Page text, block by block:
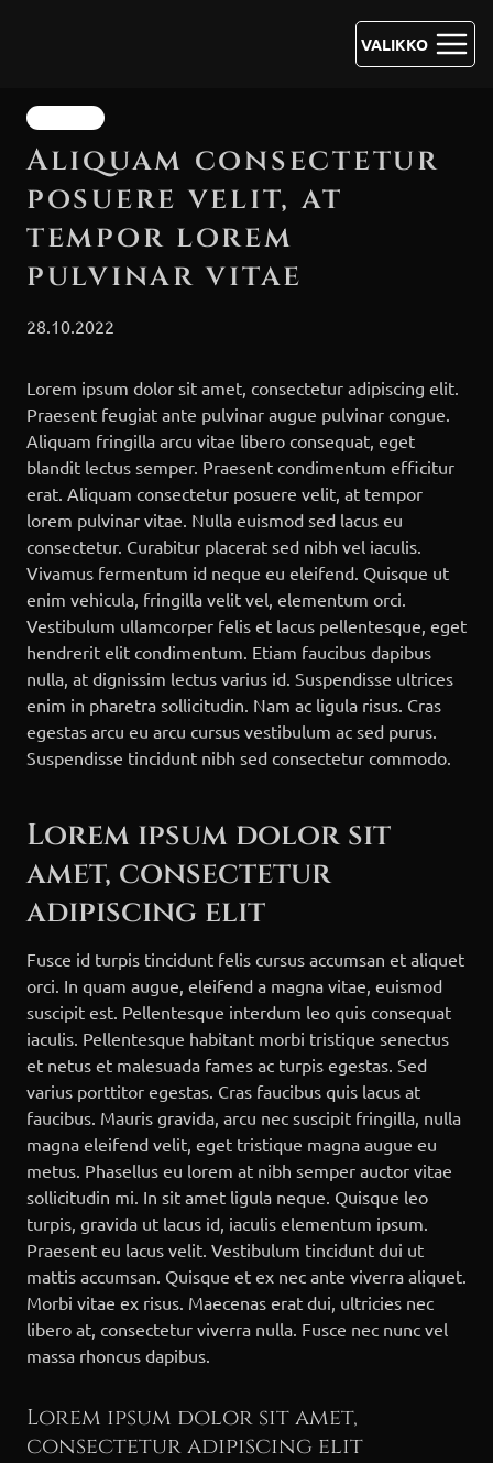
VALIKKO
Aliquam consectetur
posuere velit, at
tempor lorem
pulvinar vitae
28.10.2022
Lorem ipsum dolor sit amet, consectetur adipiscing elit.
Praesent feugiat ante pulvinar augue pulvinar congue.
Aliquam fringilla arcu vitae libero consequat, eget
blandit lectus semper. Praesent condimentum efficitur
erat. Aliquam consectetur posuere velit, at tempor
lorem pulvinar vitae. Nulla euismod sed lacus eu
consectetur. Curabitur placerat sed nibh vel iaculis.
Vivamus fermentum id neque eu eleifend. Quisque ut
enim vehicula, fringilla velit vel, elementum orci.
Vestibulum ullamcorper felis et lacus pellentesque, eget
hendrerit elit condimentum. Etiam faucibus dapibus
nulla, at dignissim lectus varius id. Suspendisse ultrices
enim in pharetra sollicitudin. Nam ac ligula risus. Cras
egestas arcu eu arcu cursus vestibulum ac sed purus.
Suspendisse tincidunt nibh sed consectetur commodo.
Lorem ipsum dolor sit
amet, consectetur
adipiscing elit
Fusce id turpis tincidunt felis cursus accumsan et aliquet
orci. In quam augue, eleifend a magna vitae, euismod
suscipit est. Pellentesque interdum leo quis consequat
iaculis. Pellentesque habitant morbi tristique senectus
et netus et malesuada fames ac turpis egestas. Sed
varius porttitor egestas. Cras faucibus quis lacus at
faucibus. Mauris gravida, arcu nec suscipit fringilla, nulla
magna eleifend velit, eget tristique magna augue eu
metus. Phasellus eu lorem at nibh semper auctor vitae
sollicitudin mi. In sit amet ligula neque. Quisque leo
turpis, gravida ut lacus id, iaculis elementum ipsum.
Praesent eu lacus velit. Vestibulum tincidunt dui ut
mattis accumsan. Quisque et ex nec ante viverra aliquet.
Morbi vitae ex risus. Maecenas erat dui, ultricies nec
libero at, consectetur viverra nulla. Fusce nec nunc vel
massa rhoncus dapibus.
Lorem ipsum dolor sit amet,
consectetur adipiscing elit